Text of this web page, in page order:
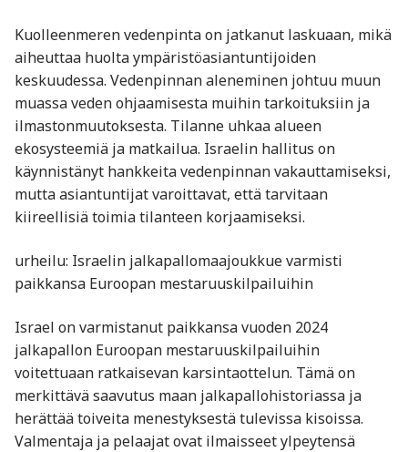
Kuolleenmeren vedenpinta on jatkanut laskuaan, mikä
aiheuttaa huolta ympäristöasiantuntijoiden
keskuudessa. Vedenpinnan aleneminen johtuu muun
muassa veden ohjaamisesta muihin tarkoituksiin ja
ilmastonmuutoksesta. Tilanne uhkaa alueen
ekosysteemiä ja matkailua. Israelin hallitus on
käynnistänyt hankkeita vedenpinnan vakauttamiseksi,
mutta asiantuntijat varoittavat, että tarvitaan
kiireellisiä toimia tilanteen korjaamiseksi.
urheilu: Israelin jalkapallomaajoukkue varmisti
paikkansa Euroopan mestaruuskilpailuihin
Israel on varmistanut paikkansa vuoden 2024
jalkapallon Euroopan mestaruuskilpailuihin
voitettuaan ratkaisevan karsintaottelun. Tämä on
merkittävä saavutus maan jalkapallohistoriassa ja
herättää toiveita menestyksestä tulevissa kisoissa.
Valmentaja ja pelaajat ovat ilmaisseet ylpeytensä